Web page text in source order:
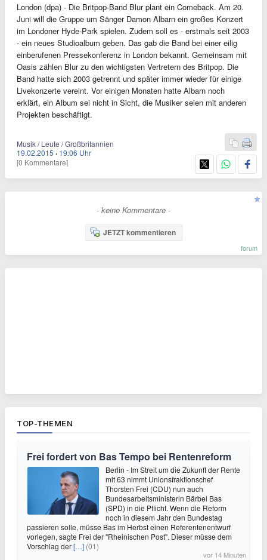
London (dpa) - Die Britpop-Band Blur plant ein Comeback. Am 20.
Juni will die Gruppe um Sänger Damon Albarn ein großes Konzert
im Londoner Hyde-Park spielen. Zudem soll es - erstmals seit 2003
- ein neues Studioalbum geben. Das gab die Band bei einer eilig
einberufenen Pressekonferenz in London bekannt. Gemeinsam mit
Oasis zählen Blur zu den wichtigsten Vertretern des Britpop. Die
Band hatte sich 2003 getrennt und später immer wieder für einige
Livekonzerte vereint. Vor einigen Monaten hatte Albarn noch
erklärt, ein Album sei nicht in Sicht, die Musiker seien mit anderen
Projekten beschäftigt.
Musik / Leute / Großbritannien
19.02.2015 · 19:06 Uhr
[0 Kommentare]
- keine Kommentare -
JETZT kommentieren
forum
TOP-THEMEN
Frei fordert von Bas Tempo bei Rentenreform
Berlin - Im Streit um die Zukunft der Rente
mit 63 nimmt Unionsfraktionschef
Thorsten Frei (CDU) nun auch
Bundesarbeitsministerin Bärbel Bas
(SPD) in die Pflicht. Wenn die Reform
noch in diesem Jahr den Bundestag
passieren solle, müsse Bas im Herbst einen Referentenentwurf
vorlegen, sagte Frei der "Rheinischen Post". Dieser müsse dem
Vorschlag der[…] (01)
vor 14 Minuten